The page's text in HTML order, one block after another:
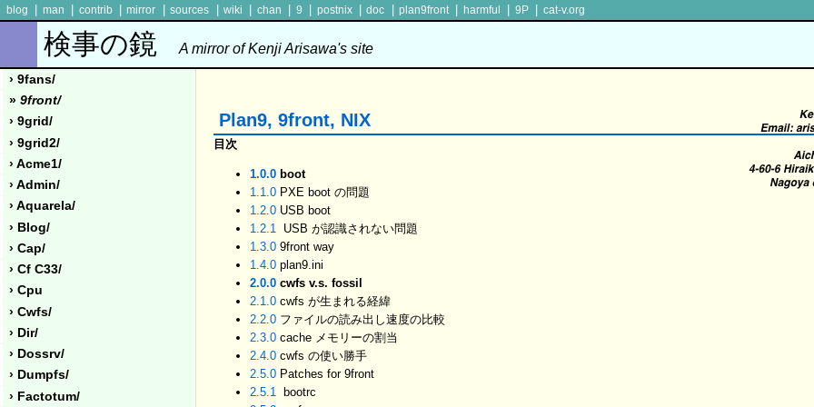
blog man contrib mirror sources wiki chan 9 postnix doc plan9front harmful 9P cat-v.org
検事の鏡 A mirror of Kenji Arisawa's site
› 9fans/
» 9front/
› 9grid/
› 9grid2/
› Acme1/
› Admin/
› Aquarela/
› Blog/
› Cap/
› Cf C33/
› Cpu
› Cwfs/
› Dir/
› Dossrv/
› Dumpfs/
› Factotum/
Plan9, 9front, NIX
目次
1.0.0boot
1.1.0PXE boot の問題
1.2.0USB boot
1.2.1
USB が認識されない問題
1.3.09front way
1.4.0plan9.ini
2.0.0cwfs v.s. fossil
2.1.0cwfs が生まれる経緯
2.2.0ファイルの読み出し速度の比較
2.3.0cache メモリーの割当
2.4.0cwfs の使い勝手
2.5.0Patches for 9front
2.5.1
bootrc